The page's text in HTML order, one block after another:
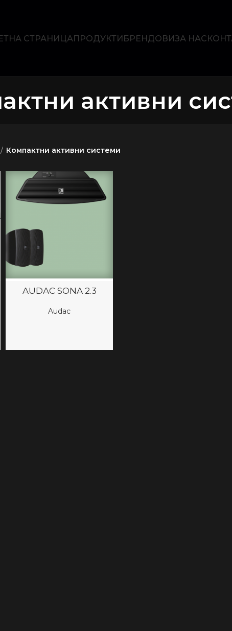
СТРАНИЦАПРОДУКТИБРЕНДОВИЗА НАС
активни
Компактни активни системи
AUDAC SONA 2.3
Audac